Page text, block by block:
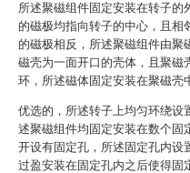
所述聚磁组件固定安装在转子的
的磁极均指向转子的中心，且相
的磁极相反，所述聚磁组件由聚
磁壳为一面开口的壳体，且聚磁
环，所述磁体固定安装在聚磁壳
优选的，所述转子上均匀环绕设
述聚磁组件均固定安装在数个固
开设有固定孔，所述固定孔内设
过盈安装在固定孔内之后使得固